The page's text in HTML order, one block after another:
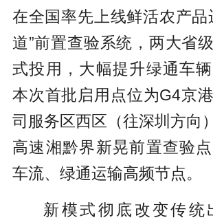
在全国率先上线鲜活农产品
道”前置查验系统，两大省
式投用，大幅提升绿通车辆
本次首批启用点位为G4京
司服务区西区（往深圳方向
高速湘黔界新晃前置查验
车流、绿通运输高频节点。
新模式彻底改变传统